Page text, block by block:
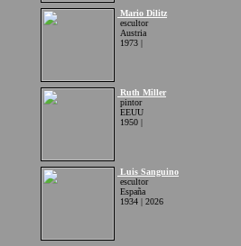
Mario Dilitz
escultor
Austria
1973 |
Ruth Miller
pintor
EEUU
1950 |
Luis Sanguino
escultor
España
1934 | 2026